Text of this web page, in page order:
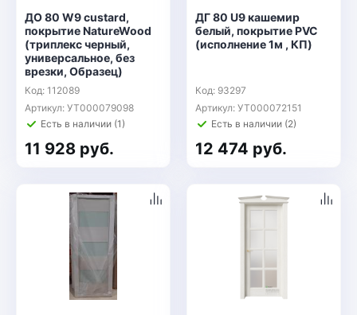
ДО 80 W9 custard,
покрытие NatureWood
(триплекс черный,
универсальное, без
врезки, Образец)
Код: 112089
Артикул: УТ000079098
Есть в наличии (1)
11 928 руб.
ДГ 80 U9 кашемир
белый, покрытие PVC
(исполнение 1м , КП)
Код: 93297
Артикул: УТ000072151
Есть в наличии (2)
12 474 руб.